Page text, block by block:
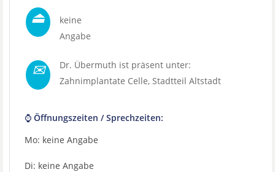
⏏
keine
Angabe
✉
Dr. Übermuth ist präsent unter:
Zahnimplantate Celle, Stadtteil Altstadt
⌚ Öffnungszeiten / Sprechzeiten:
Mo: keine Angabe
Di: keine Angabe